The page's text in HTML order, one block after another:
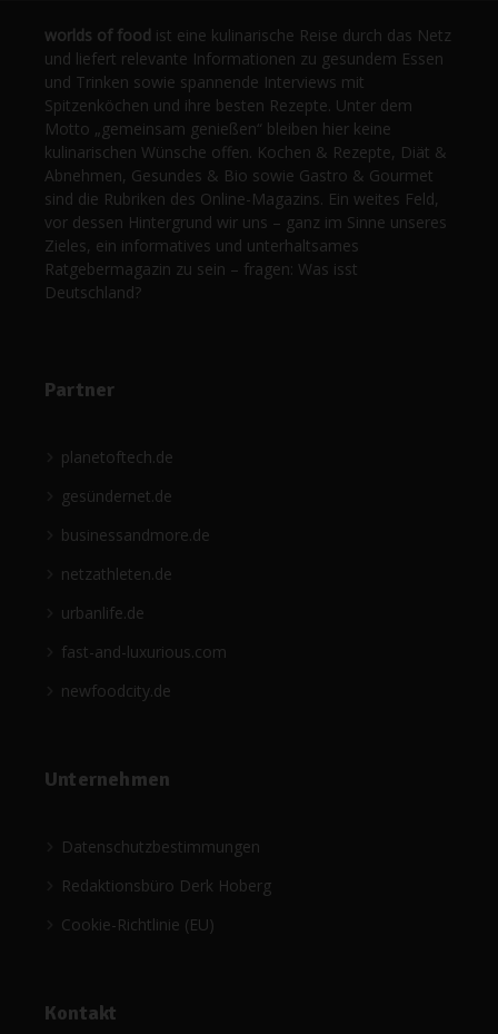
worlds of food ist eine kulinarische Reise durch das Netz
und liefert relevante Informationen zu gesundem Essen
und Trinken sowie spannende Interviews mit
Spitzenköchen und ihre besten Rezepte. Unter dem
Motto „gemeinsam genießen“ bleiben hier keine
kulinarischen Wünsche offen. Kochen & Rezepte, Diät &
Abnehmen, Gesundes & Bio sowie Gastro & Gourmet
sind die Rubriken des Online-Magazins. Ein weites Feld,
vor dessen Hintergrund wir uns – ganz im Sinne unseres
Zieles, ein informatives und unterhaltsames
Ratgebermagazin zu sein – fragen: Was isst
Deutschland?
Partner
planetoftech.de
gesündernet.de
businessandmore.de
netzathleten.de
urbanlife.de
fast-and-luxurious.com
newfoodcity.de
Unternehmen
Datenschutzbestimmungen
Redaktionsbüro Derk Hoberg
Cookie-Richtlinie (EU)
Kontakt